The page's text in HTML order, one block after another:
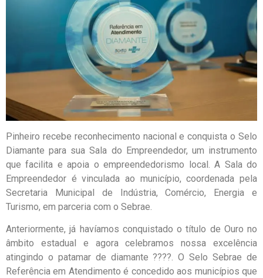
Pinheiro recebe reconhecimento nacional e conquista o Selo
Diamante para sua Sala do Empreendedor, um instrumento
que facilita e apoia o empreendedorismo local. A Sala do
Empreendedor é vinculada ao município, coordenada pela
Secretaria Municipal de Indústria, Comércio, Energia e
Turismo, em parceria com o Sebrae.
Anteriormente, já havíamos conquistado o título de Ouro no
âmbito estadual e agora celebramos nossa excelência
atingindo o patamar de diamante ????. O Selo Sebrae de
Referência em Atendimento é concedido aos municípios que